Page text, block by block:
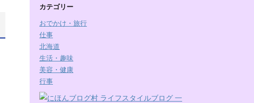
カテゴリー
おでかけ・旅行
仕事
北海道
生活・趣味
美容・健康
行事